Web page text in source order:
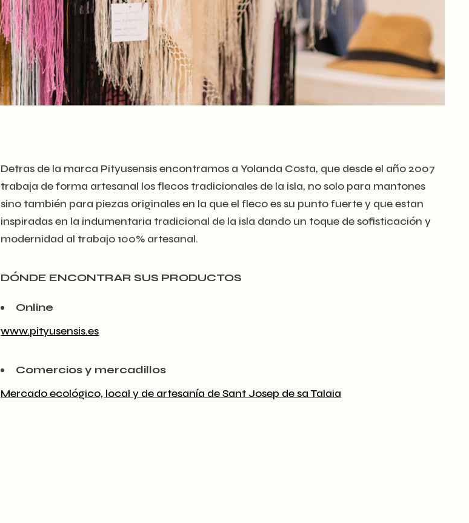
Detras de la marca Pityusensis encontramos a Yolanda Costa, que desde el año 2007
trabaja de forma artesanal los flecos tradicionales de la isla, no solo para mantones
sino también para piezas originales en la que el fleco es su punto fuerte y que estan
inspiradas en la indumentaria tradicional de la isla dando un toque de sofisticación y
modernidad al trabajo 100% artesanal.
DÓNDE ENCONTRAR SUS PRODUCTOS
Online
www.pityusensis.es
Comercios y mercadillos
Mercado ecológico, local y de artesanía de Sant Josep de sa Talaia